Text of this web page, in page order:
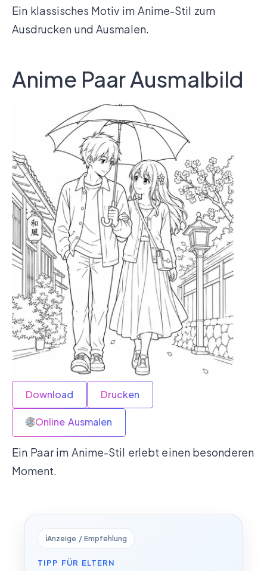
Ein klassisches Motiv im Anime-Stil zum
Ausdrucken und Ausmalen.
Anime Paar Ausmalbild
Download Drucken
Online Ausmalen
Ein Paar im Anime-Stil erlebt einen besonderen
Moment.
ℹ️Anzeige / Empfehlung
TIPP FÜR ELTERN